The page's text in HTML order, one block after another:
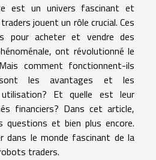
est un univers fascinant et
jouent un rôle crucial. Ces
pour acheter et vendre des
ont révolutionné le
comment fonctionnent-ils
sont les avantages et les
Et quelle est leur
financiers? Dans cet article,
questions et bien plus encore.
dans le monde fascinant de la
traders.